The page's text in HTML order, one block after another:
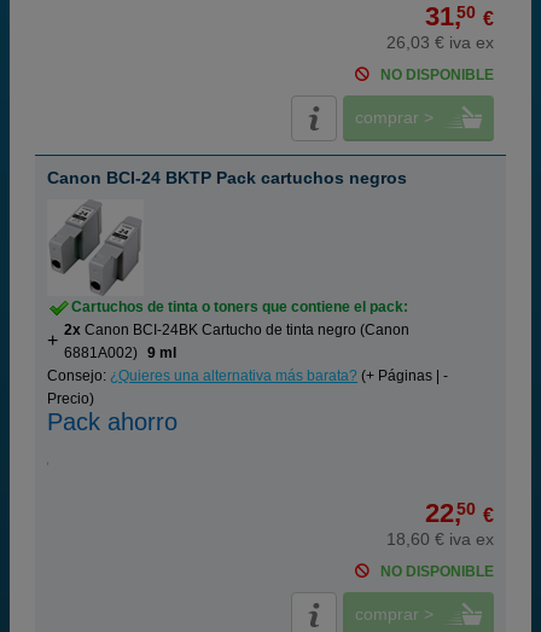
31,50 €
26,03 € iva ex
NO DISPONIBLE
comprar >
Canon BCI-24 BKTP Pack cartuchos negros
Cartuchos de tinta o toners que contiene el pack:
2x Canon BCI-24BK Cartucho de tinta negro (Canon
6881A002) 9 ml
Consejo: ¿Quieres una alternativa más barata? (+ Páginas | -
Precio)
Pack ahorro
22,50 €
18,60 € iva ex
NO DISPONIBLE
comprar >